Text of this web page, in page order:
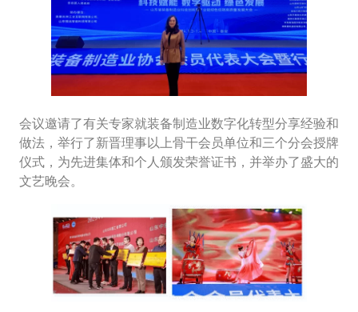
会议邀请了有关专家就装备制造业数字化转型分享经验和
做法，举行了新晋理事以上骨干会员单位和三个分会授牌
仪式，为先进集体和个人颁发荣誉证书，并举办了盛大的
文艺晚会。